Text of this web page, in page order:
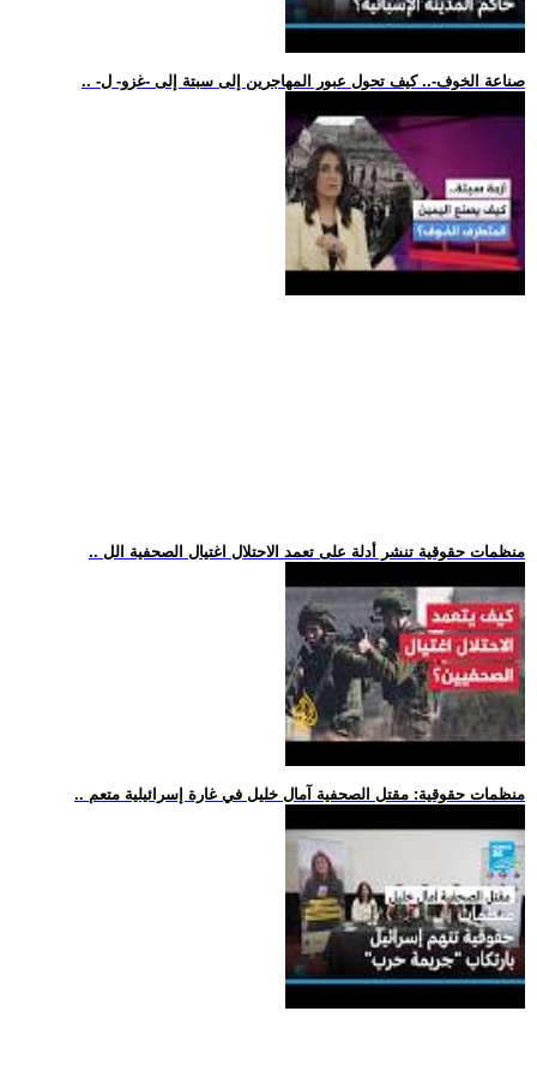
.. -صناعة الخوف-.. كيف تحول عبور المهاجرين إلى سبتة إلى -غزو- ل
.. منظمات حقوقية تنشر أدلة على تعمد الاحتلال اغتيال الصحفية الل
.. منظمات حقوقية: مقتل الصحفية آمال خليل في غارة إسرائيلية متعم